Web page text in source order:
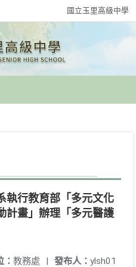
國立玉里高級中學
執行教育部「多元文化
計畫」辦理「多元醫護
發布人： ylsh01
： 教務處 |